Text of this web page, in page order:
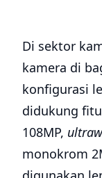
Di sektor
kamera di
konfigurasi
didukung
108MP,
monokrom